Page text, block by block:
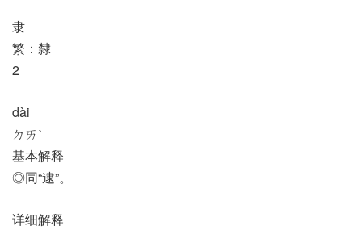
隶
繁：隸
2
dài
ㄉㄞˋ
基本解释
◎同“逮”。
详细解释